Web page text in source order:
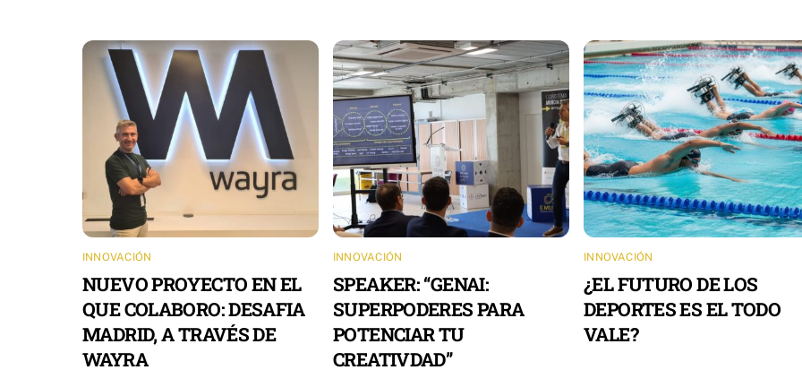
INNOVACIÓN
NUEVO PROYECTO EN EL
QUE COLABORO: DESAFIA
MADRID, A TRAVÉS DE
WAYRA
INNOVACIÓN
SPEAKER: “GENAI:
SUPERPODERES PARA
POTENCIAR TU
CREATIVDAD”
INNOVACIÓN
¿EL FUTURO DE LOS
DEPORTES ES EL TODO
VALE?